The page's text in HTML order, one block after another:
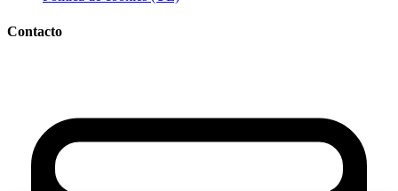
Contacto